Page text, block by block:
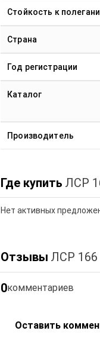
Стойкость к
Страна
Год регистрации
Каталог
Производитель
Где купить ЛСР
Нет активных
Отзывы ЛСР 166
0комментариев
Оставить